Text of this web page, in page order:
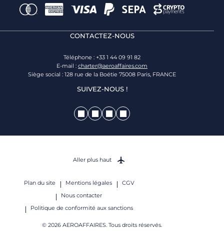
CONTACTEZ-NOUS
Téléphone : +33 1 44 09 91 82
E-mail : charter@aeroaffaires.com
Siège social : 128 rue de la Boétie 75008 Paris, FRANCE
SUIVEZ-NOUS !
Plan du site Mentions légales
CGV
Nous contacter
Politique de conformité aux sanctions
© 2026 AEROAFFAIRES. Tous droits réservés.
Aller plus haut